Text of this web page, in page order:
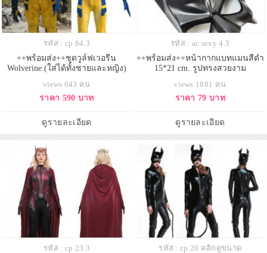
รหัส : cp 64.3
++พร้อมส่ง++ชุดวูล์ฟเวอรีน
Wolverine.(ใส่ได้ทั้งชายและหญิง)
views 643 คน
ราคา 590 บาท
ดูรายละเอียด
รหัส : ac sexy 4.3
++พร้อมส่ง++หน้ากากแบทแมนสีดำ
15*21 cm. รูปทรงสวยงาม
views 1881 คน
ราคา 79 บาท
ดูรายละเอียด
รหัส : cp 23.3
รหัส : cp 20 คลิกดูขนาด